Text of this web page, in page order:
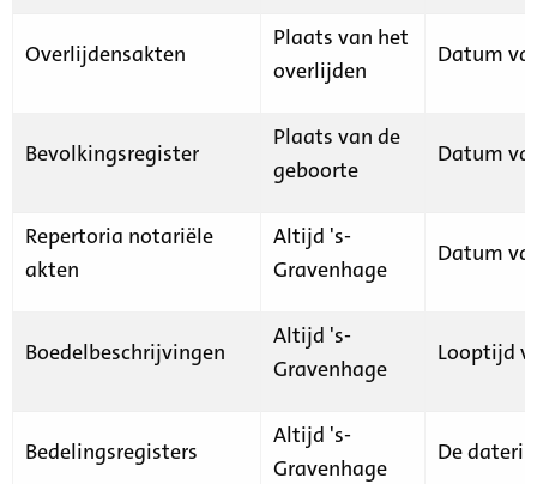
Overlijdensakten
Plaats van het
overlijden
Datum
Bevolkingsregister
Plaats van de
geboorte
Datum
Repertoria notariële
akten
Altijd 's-
Gravenhage
Datum
Boedelbeschrijvingen
Altijd 's-
Gravenhage
Looptijd
Bedelingsregisters
Altijd 's-
Gravenhage
De